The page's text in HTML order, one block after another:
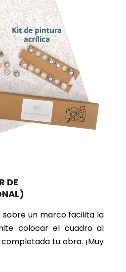
DE
sobre un marco facilita la
colocar el cuadro al
tu obra. ¡Muy